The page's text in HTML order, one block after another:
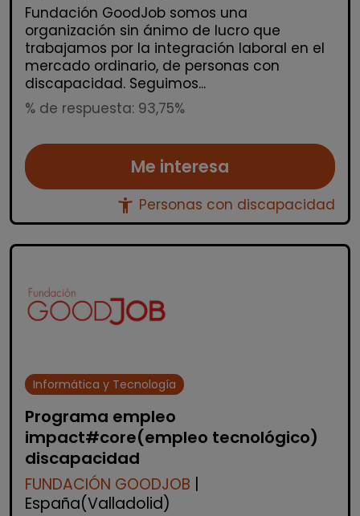
Fundación GoodJob somos una
organización sin ánimo de lucro que
trabajamos por la integración laboral en el
mercado ordinario, de personas con
discapacidad. Seguimos...
% de respuesta: 93,75%
Me interesa
accessibility_new Personas con discapacidad
Informática y Tecnología
Programa empleo
impact#core(empleo tecnológico)
discapacidad
FUNDACIÓN GOODJOB
España(Valladolid)